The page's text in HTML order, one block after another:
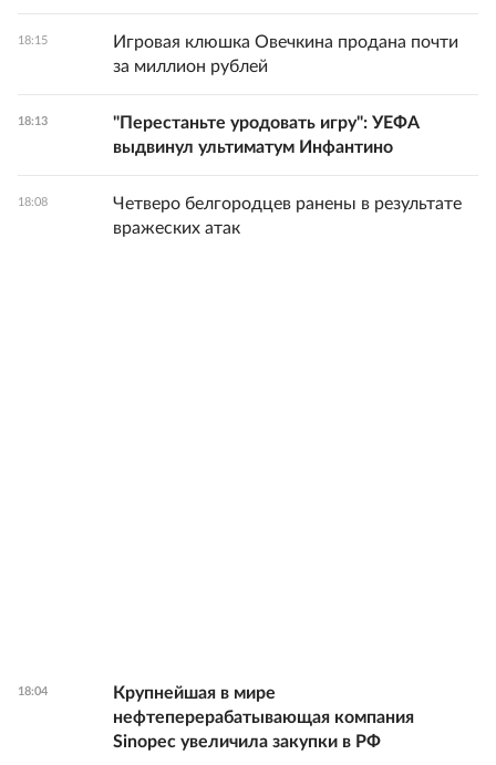
18:15
Игровая клюшка Овечкина продана почти
за миллион рублей
18:13
"Перестаньте уродовать игру": УЕФА
выдвинул ультиматум Инфантино
18:08
Четверо белгородцев ранены в результате
вражеских атак
18:04
Крупнейшая в мире
нефтеперерабатывающая компания
Sinopec увеличила закупки в РФ